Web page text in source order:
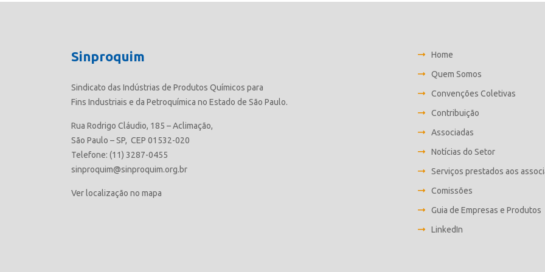
Sinproquim
Sindicato das Indústrias de Produtos Químicos para
Fins Industriais e da Petroquímica no Estado de São Paulo.
Rua Rodrigo Cláudio, 185 – Aclimação,
São Paulo – SP, CEP 01532-020
Telefone: (11) 3287-0455
sinproquim@sinproquim.org.br
Ver localização no mapa
Home
Quem Somos
Convenções Coletivas
Contribuição
Associadas
Notícias do Setor
Serviços prestados aos
Comissões
Guia de Empresas e Produtos
LinkedIn